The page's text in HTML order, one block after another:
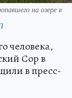
на озере в
человека,
Сор в
в пресс-